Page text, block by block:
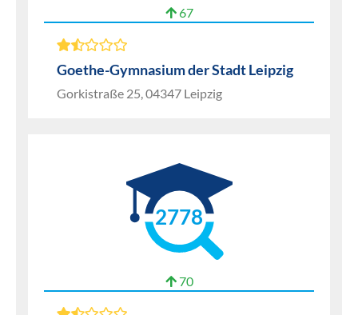
67
Goethe-Gymnasium der Stadt Leipzig
Gorkistraße 25, 04347 Leipzig
2778
70